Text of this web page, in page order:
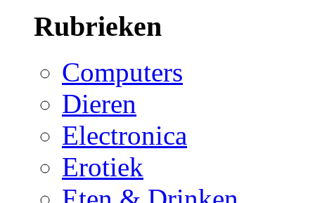
Rubrieken
Computers
Dieren
Electronica
Erotiek